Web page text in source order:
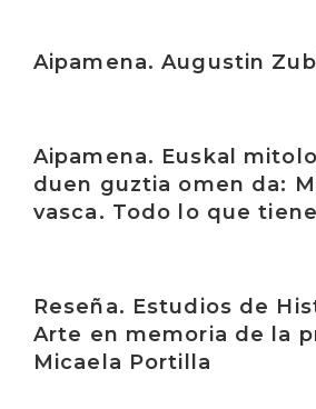
Aipamena. Augustin
Aipamena. Euskal
duen guztia omen da:
vasca. Todo lo que
Reseña. Estudios de
Arte en memoria de la
Micaela Portilla